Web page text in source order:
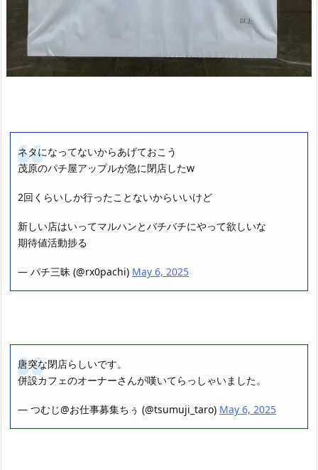
ネタになってないからあげておこう
茂原のパチ屋アップルが急に閉店したw
2回くらいしか行ったことないからいいけど
新しい店はいってマルハンとバチバチにやって欲しいな
期待値活動捗る
— パチ三昧 (@rx0pachi) May 6, 2025
唐突な閉店らしいです。
併設カフェのオーナーさんが嘆いてらっしゃいました。
— つむじ@お仕事募集ちぅ (@tsumuji_taro) May 6, 2025